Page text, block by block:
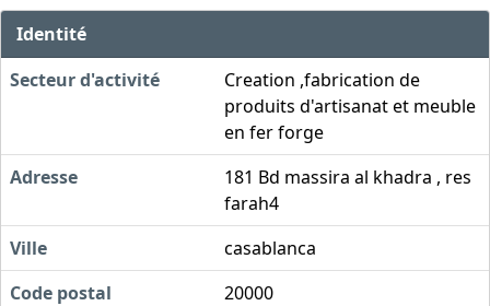
Identité
Secteur d'activité
Creation ,fabrication de
produits d'artisanat et meuble
en fer forge
Adresse
181 Bd massira al khadra , res
farah4
Ville
casablanca
Code postal
20000